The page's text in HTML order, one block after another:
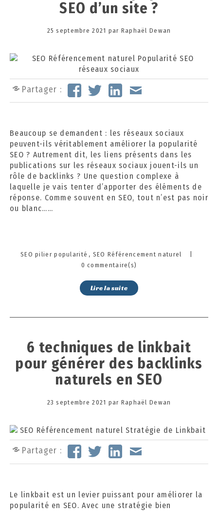
SEO d’un site ?
Posted
25 septembre 2021 1
c
t
o
b
0
2
4
par Raphaël Dewan
Partager :
Beaucoup se demandent : les réseaux sociaux
peuvent-ils véritablement améliorer la popularité
SEO ? Autrement dit, les liens présents dans les
publications sur les réseaux sociaux jouent-ils un
rôle de backlinks ? Une question complexe à
laquelle je vais tenter d’apporter des éléments de
réponse. Comme souvent en SEO, tout n’est pas noir
ou blanc……
Categories
SEO pilier popularité SEO Référencement naturel
0 commentaire(s)
Lire la suite
6 techniques de linkbait
pour générer des backlinks
naturels en SEO
Posted
23 septembre 2021 3
e
p
t
e
r
e
par Raphaël Dewan
Partager :
Le linkbait est un levier puissant pour améliorer la
popularité en SEO. Avec une stratégie bien